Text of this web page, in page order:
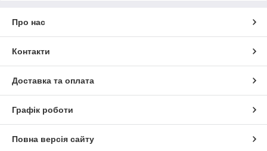
Про нас
Контакти
Доставка та оплата
Графік роботи
Повна версія сайту